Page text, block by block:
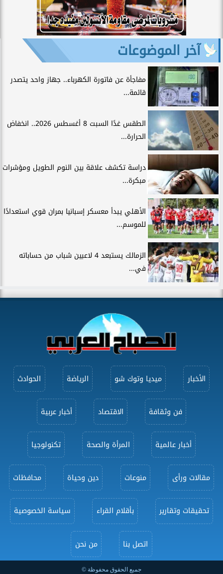
آخر الموضوعات
مفاجأة عن فاتورة الكهرباء.. جهاز واحد يتصدر
قائمة...
الطقس غدًا السبت 8 أغسطس 2026.. انخفاض
الحرارة...
دراسة تكشف علاقة بين النوم الطويل ومؤشرات
مبكرة...
الأهلي يبدأ معسكر إسبانيا بمران قوي استعدادًا
للموسم...
الزمالك يستبعد 4 لاعبين شباب من حساباته
في...
الأخبار ميديا وتوك شو الرياضة الحوادث
فن وثقافة الاقتصاد أخبار عربية
أخبار عالمية المرأة والصحة تكنولوجيا
مقالات ورأى منوعات دين وحياة محافظات
تحقيقات وتقارير بأقلام القراء سياسة الخصوصية
اتصل بنا من نحن
جميع الحقوق محفوظة ©